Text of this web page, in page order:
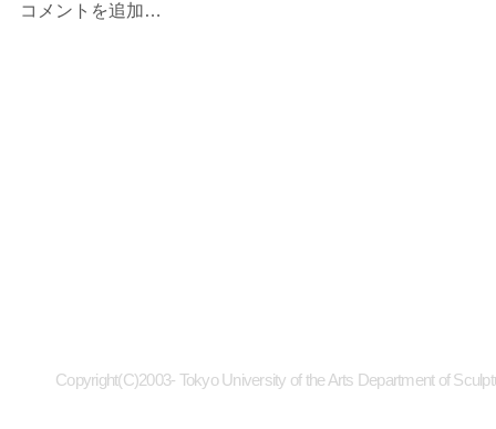
コメントを追加…
Copyright(C)2003- Tokyo University of the Arts Department of